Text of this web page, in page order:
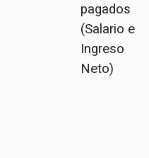
pagados
(Salario e
Ingreso
Neto)